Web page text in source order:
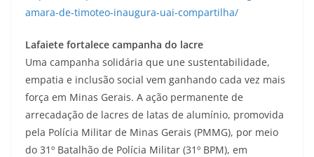
amara-de-timoteo-inaugura-uai-compartilha/
Lafaiete fortalece campanha do lacre
Uma campanha solidária que une sustentabilidade,
empatia e inclusão social vem ganhando cada vez mais
força em Minas Gerais. A ação permanente de
arrecadação de lacres de latas de alumínio, promovida
pela Polícia Militar de Minas Gerais (PMMG), por meio
do 31º Batalhão de Polícia Militar (31º BPM), em